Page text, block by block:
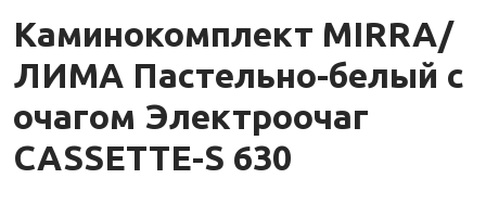
Каминокомплект MIRRA/
ЛИМА Пастельно-белый с
очагом Электроочаг
CASSETTE-S 630